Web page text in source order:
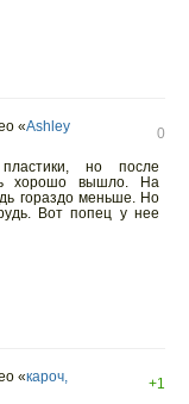
«Ashley
0
но после
хорошо вышло. На
гораздо меньше. Но
Вот попец у нее
«кароч,
+1